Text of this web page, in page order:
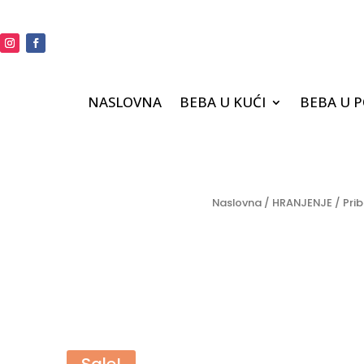
NASLOVNA BEBA U KUĆI BEBA U
Naslovna / HRANJENJE /